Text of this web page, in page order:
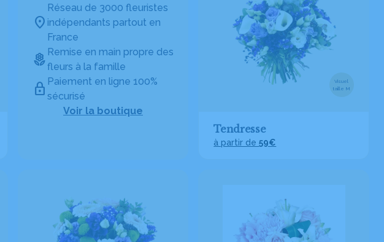
Réseau de 3000 fleuristes
indépendants partout en
France
Remise en main propre des
fleurs à la famille
Paiement en ligne 100%
sécurisé
Voir la boutique
Visuel
taille M
Tendresse
à partir de59€